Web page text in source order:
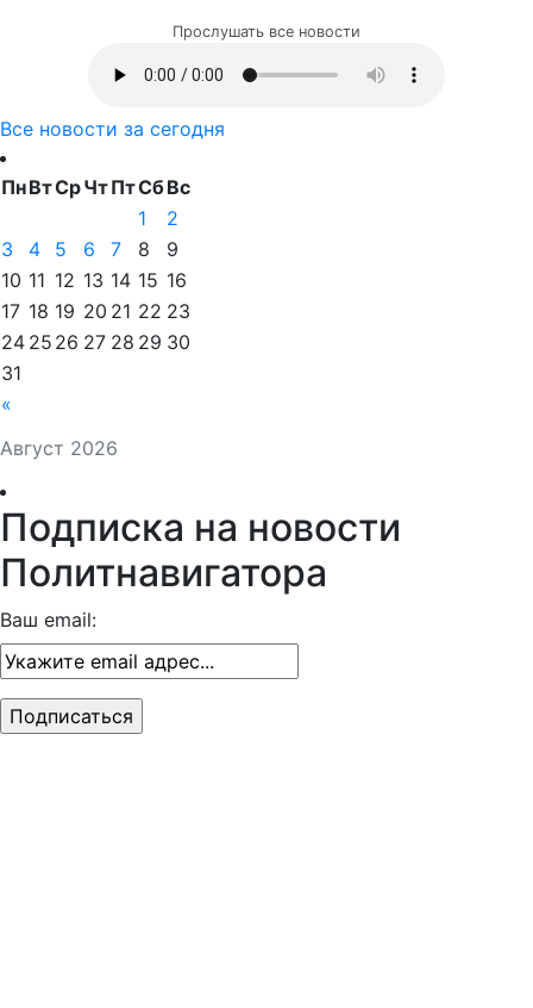
Прослушать все новости
Все новости за сегодня
Август 2026
ПнВтСрЧтПтСбВс
«
1
2
3
4 5 6 7 8
9
10 11 12 13 14 15 16
17 18 19 20 21 22 23
24 25 26 27 28 29 30
31
Подписка на новости
Политнавигатора
Ваш email: